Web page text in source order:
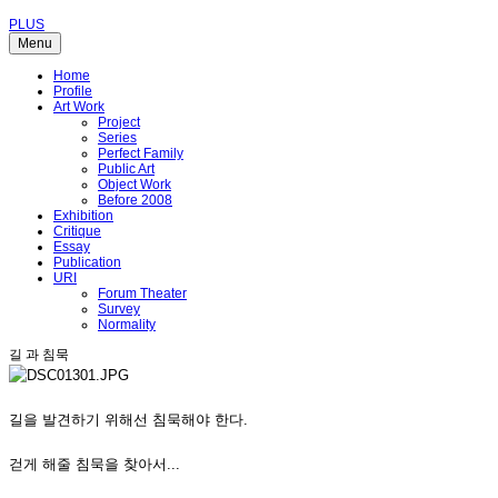
PLUS
Menu
Home
Profile
Art Work
Project
Series
Perfect Family
Public Art
Object Work
Before 2008
Exhibition
Critique
Essay
Publication
URI
Forum Theater
Survey
Normality
길 과 침묵
길을 발견하기 위해선 침묵해야 한다.
걷게 해줄 침묵을 찾아서...